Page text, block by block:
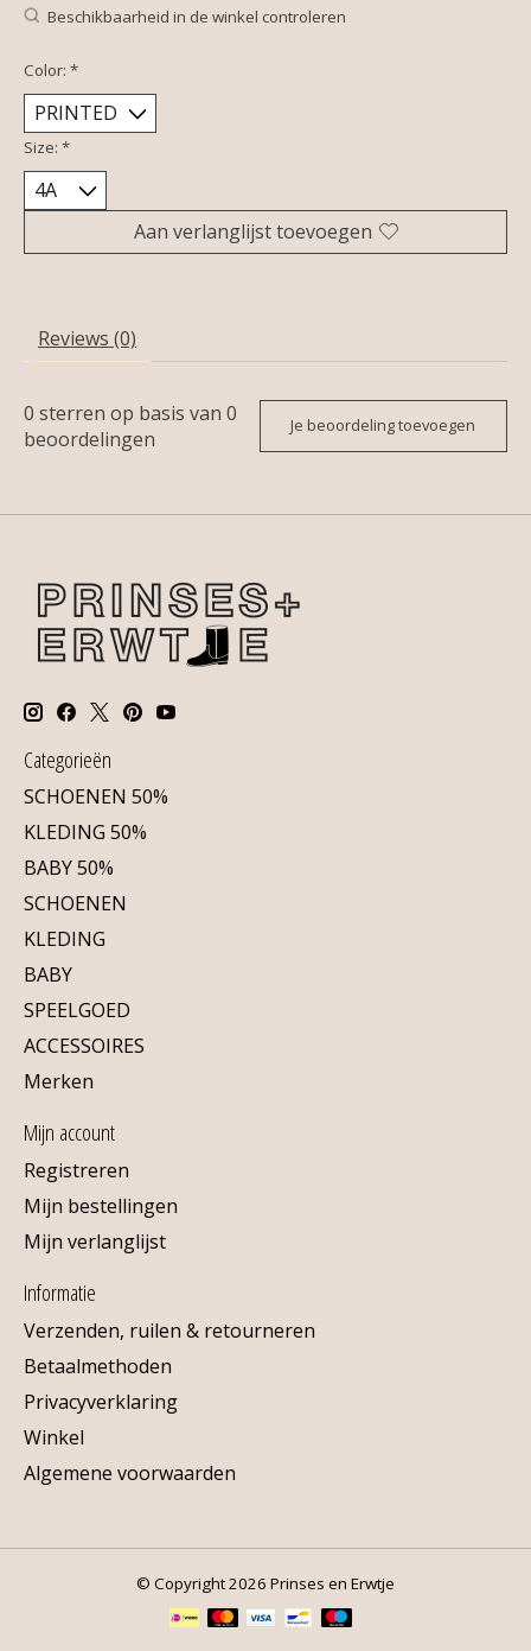
Beschikbaarheid in de winkel controleren
Color: *
Size: *
Aan verlanglijst toevoegen
Reviews (0)
0 sterren op basis van 0
beoordelingen
Je beoordeling toevoegen
Categorieën
SCHOENEN 50%
KLEDING 50%
BABY 50%
SCHOENEN
KLEDING
BABY
SPEELGOED
ACCESSOIRES
Merken
Mijn account
Registreren
Mijn bestellingen
Mijn verlanglijst
Informatie
Verzenden, ruilen & retourneren
Betaalmethoden
Privacyverklaring
Winkel
Algemene voorwaarden
© Copyright 2026 Prinses en Erwtje